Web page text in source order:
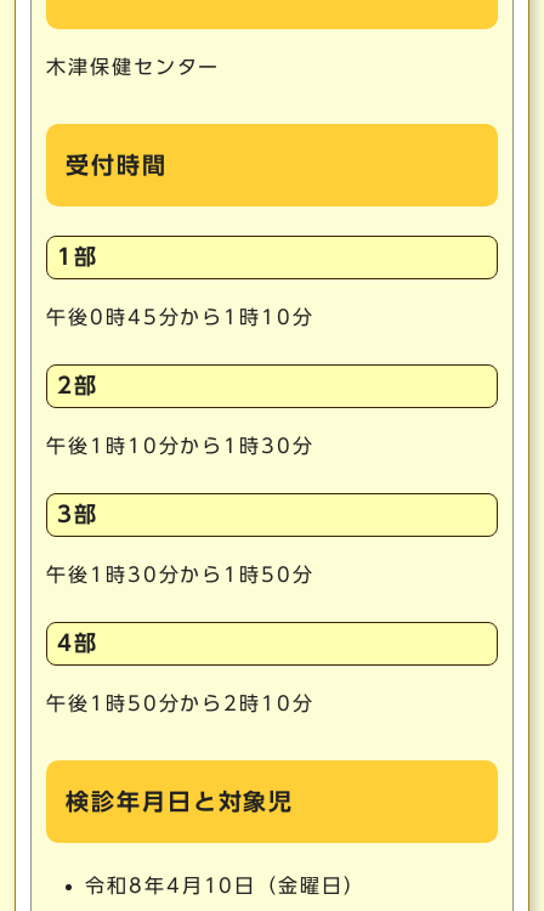
木津保健センター
受付時間
1部
午後0時45分から1時10分
2部
午後1時10分から1時30分
3部
午後1時30分から1時50分
4部
午後1時50分から2時10分
検診年月日と対象児
令和8年4月10日（金曜日）